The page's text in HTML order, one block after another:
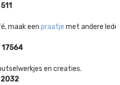
511
maak een praatje met andere
17564
en creaties.
2032